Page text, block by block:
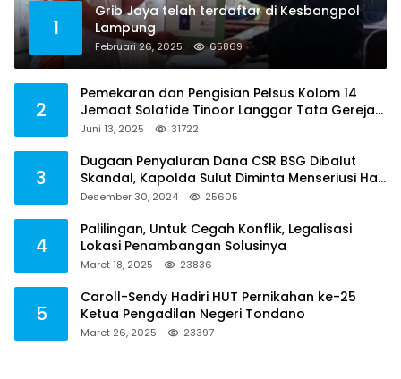
1
Grib Jaya telah terdaftar di Kesbangpol
Lampung
Februari 26, 2025 65869
2
Pemekaran dan Pengisian Pelsus Kolom 14
Jemaat Solafide Tinoor Langgar Tata Gereja
2021, Toreh : Ini Perbuatan Melawan Hukum
Juni 13, 2025 31722
3
Dugaan Penyaluran Dana CSR BSG Dibalut
Skandal, Kapolda Sulut Diminta Menseriusi Hal
ini
Desember 30, 2024 25605
4
Palilingan, Untuk Cegah Konflik, Legalisasi
Lokasi Penambangan Solusinya
Maret 18, 2025 23836
5
Caroll-Sendy Hadiri HUT Pernikahan ke-25
Ketua Pengadilan Negeri Tondano
Maret 26, 2025 23397